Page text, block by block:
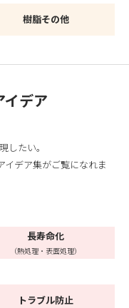
樹脂その他
イデア
したい。
イデア集がご覧になれま
長寿命化
（熱処理・表面処理）
トラブル防止